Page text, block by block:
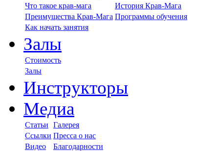
Что такое крав-мага
История Крав-Мага
Преимущества Крав-Мага Программы обучения
Как начать занятия
Залы
Стоимость
Залы
Инструкторы
Медиа
Статьи
Галерея
Ссылки Пресса о нас
Видео
Благодарности